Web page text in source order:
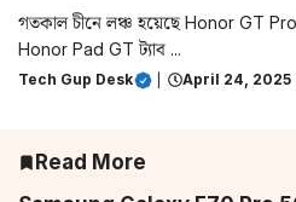
গতকাল চীনে লঞ্চ হয়েছে Honor GT Pro।
Honor Pad GT ট্যাব ...
Tech Gup Desk April 24, 2025
Read More